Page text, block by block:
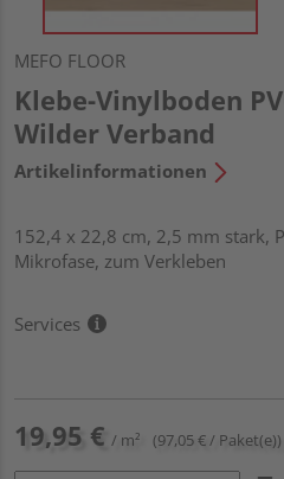
MEFO FLOOR
Klebe-Vinylboden
Wilder Verband
Artikelinformationen
152,4 x 22,8 cm, 2,5 mm stark,
Mikrofase, zum Verkleben
Services
19,95 € / m² (97,05 € / Paket(e))